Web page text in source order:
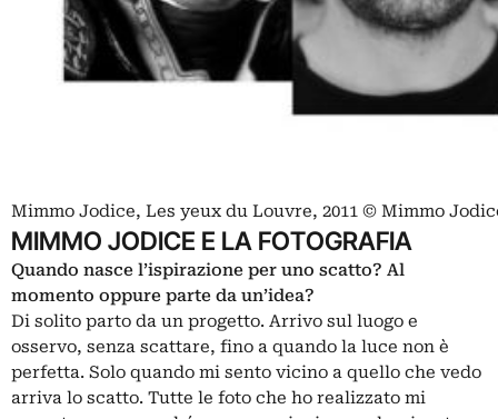
Mimmo Jodice, Les yeux du Louvre, 2011 © Mimmo
MIMMO JODICE E LA FOTOGRAFIA
Quando nasce l’ispirazione per uno scatto? Al
momento oppure parte da un’idea?
Di solito parto da un progetto. Arrivo sul luogo e
osservo, senza scattare, fino a quando la luce non è
perfetta. Solo quando mi sento vicino a quello che vedo
arriva lo scatto. Tutte le foto che ho realizzato mi